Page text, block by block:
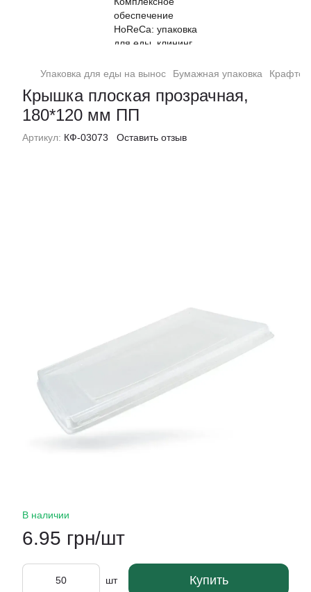
Упаковка для еды на вынос Бумажная упаковка
Крышка плоская прозрачная,
180*120 мм ПП
Артикул: КФ-03073 Оставить отзыв
В наличии
6.95 грн/шт
шт Купить